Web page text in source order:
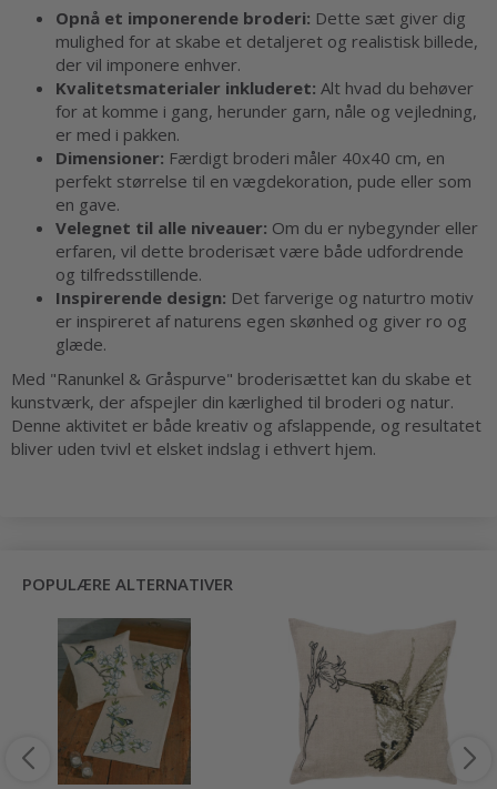
Opnå et imponerende broderi: Dette sæt giver dig
mulighed for at skabe et detaljeret og realistisk billede,
der vil imponere enhver.
Kvalitetsmaterialer inkluderet: Alt hvad du behøver
for at komme i gang, herunder garn, nåle og vejledning,
er med i pakken.
Dimensioner: Færdigt broderi måler 40x40 cm, en
perfekt størrelse til en vægdekoration, pude eller som
en gave.
Velegnet til alle niveauer: Om du er nybegynder eller
erfaren, vil dette broderisæt være både udfordrende
og tilfredsstillende.
Inspirerende design: Det farverige og naturtro motiv
er inspireret af naturens egen skønhed og giver ro og
glæde.
Med "Ranunkel & Gråspurve" broderisættet kan du skabe et
kunstværk, der afspejler din kærlighed til broderi og natur.
Denne aktivitet er både kreativ og afslappende, og resultatet
bliver uden tvivl et elsket indslag i ethvert hjem.
POPULÆRE ALTERNATIVER